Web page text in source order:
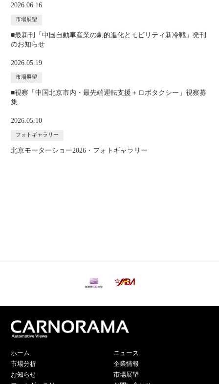
2026.06.16
市場展望
■最新刊「中国⾃動⾞産業の劇的進化とモビリティ新冷戦」発刊
のお知らせ
2026.05.19
市場展望
■視察「中国北京市内・最先端運転支援＋ロボタクシー」視察募
集
2026.05.10
フォトギャラリー
北京モーターショー2026・フォトギャラリー
ホーム
市場分析
ニュース
企業情報
お知らせ
市場展望